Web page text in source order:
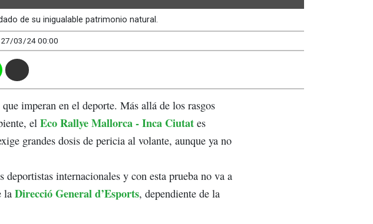
de su inigualable patrimonio natural.
27/03/24 00:00
imperan en el deporte. Más allá de los rasgos
el Eco Rallye Mallorca - Inca Ciutat es
grandes dosis de pericia al volante, aunque ya no
internacionales y con esta prueba no va a
la Direcció General d’Esports, dependiente de la